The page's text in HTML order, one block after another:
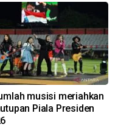
musisi meriahkan
Piala Presiden